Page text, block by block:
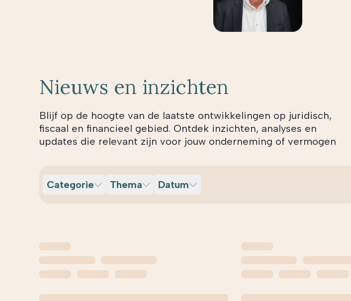
Nieuws en inzichten
Blijf op de hoogte van de laatste ontwikkelingen op juridisch,
fiscaal en financieel gebied. Ontdek inzichten, analyses en
updates die relevant zijn voor jouw onderneming of vermogen
Categorie Thema Datum